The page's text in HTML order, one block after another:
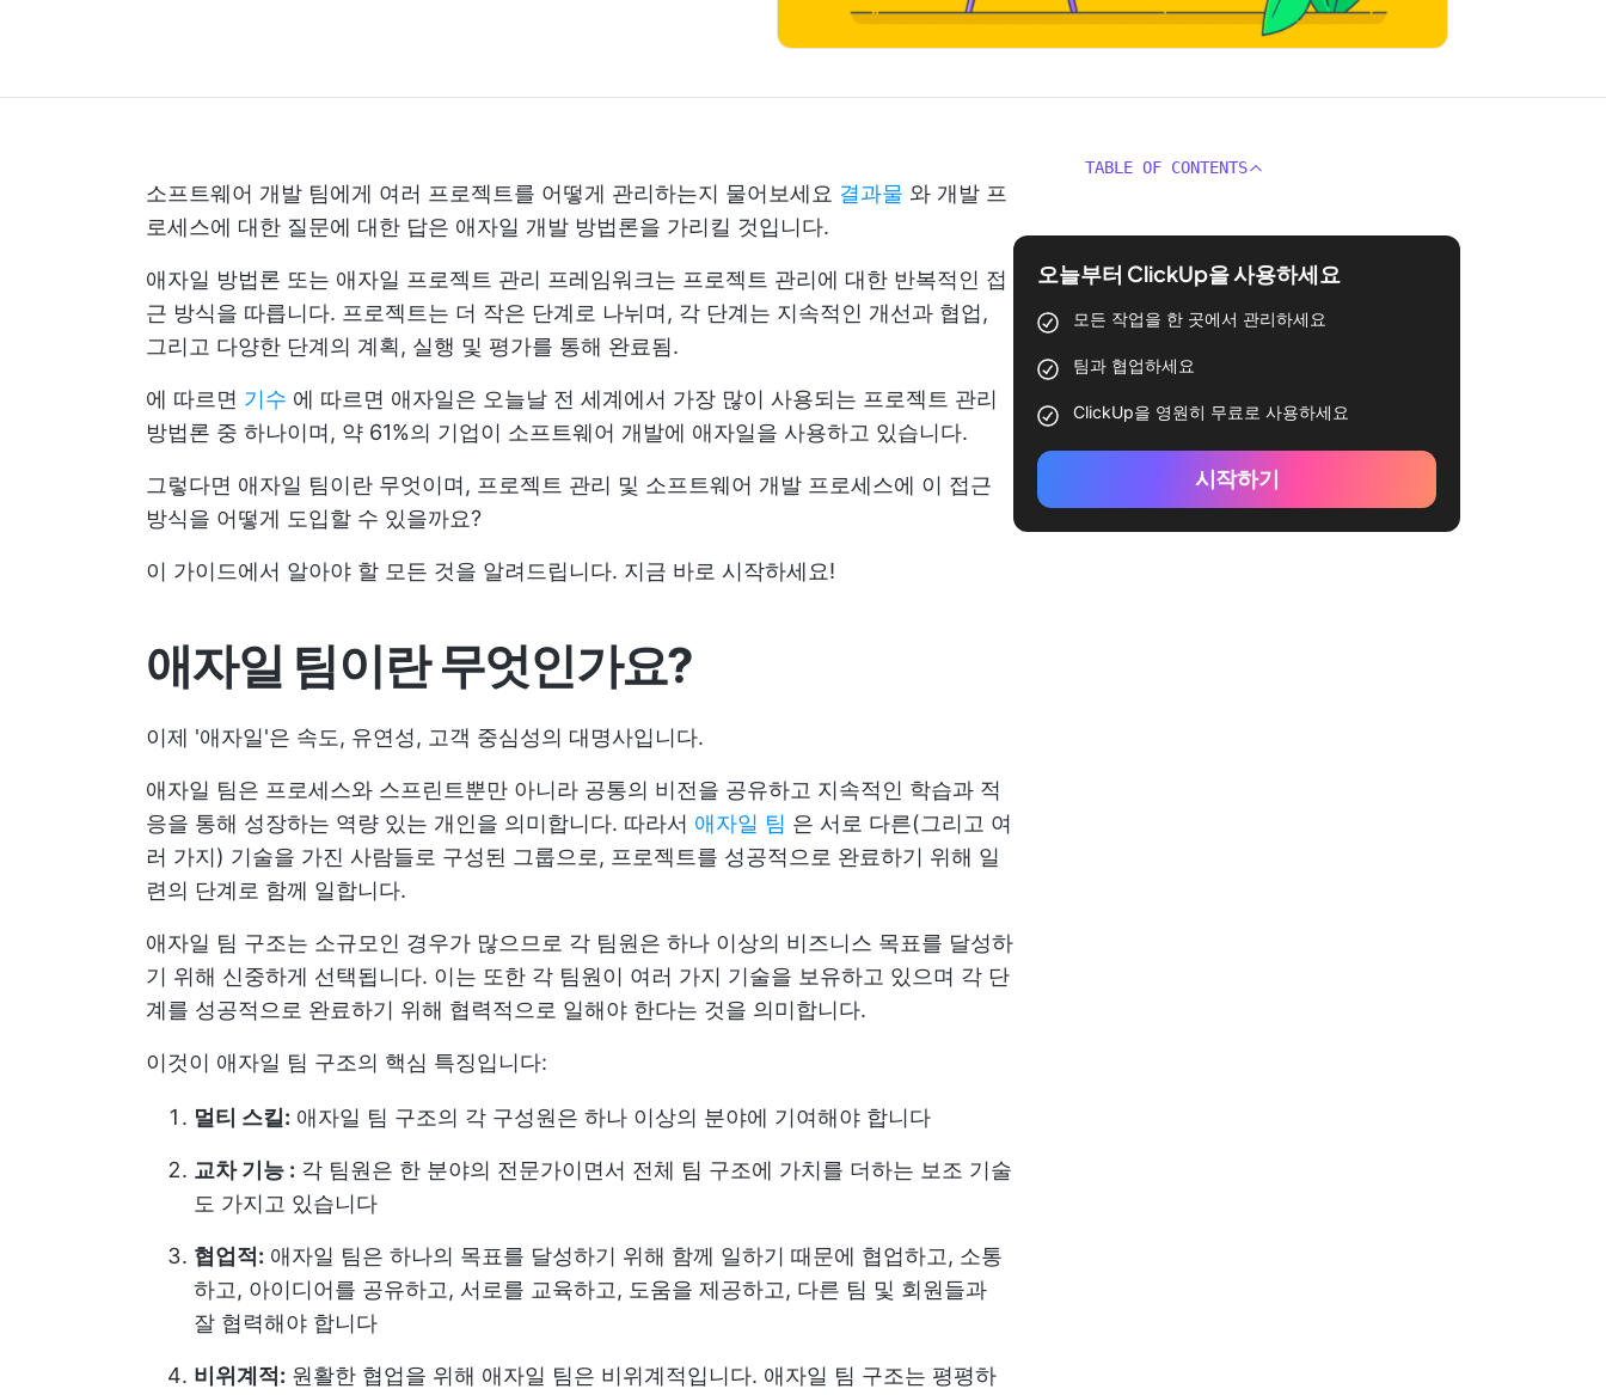
소프트웨어 개발 팀에게 여러 프로젝트를 어떻게 관리하는지 물어보세요 결과물 와 개발 프
로세스에 대한 질문에 대한 답은 애자일 개발 방법론을 가리킬 것입니다.
애자일 방법론 또는 애자일 프로젝트 관리 프레임워크는 프로젝트 관리에 대한 반복적인 접
근 방식을 따릅니다. 프로젝트는 더 작은 단계로 나뉘며, 각 단계는 지속적인 개선과 협업,
그리고 다양한 단계의 계획, 실행 및 평가를 통해 완료됨.
에 따르면 기수 에 따르면 애자일은 오늘날 전 세계에서 가장 많이 사용되는 프로젝트 관리
방법론 중 하나이며, 약 61%의 기업이 소프트웨어 개발에 애자일을 사용하고 있습니다.
그렇다면 애자일 팀이란 무엇이며, 프로젝트 관리 및 소프트웨어 개발 프로세스에 이 접근
방식을 어떻게 도입할 수 있을까요?
이 가이드에서 알아야 할 모든 것을 알려드립니다. 지금 바로 시작하세요!
애자일 팀이란 무엇인가요?
이제 '애자일'은 속도, 유연성, 고객 중심성의 대명사입니다.
애자일 팀은 프로세스와 스프린트뿐만 아니라 공통의 비전을 공유하고 지속적인 학습과 적
응을 통해 성장하는 역량 있는 개인을 의미합니다. 따라서 애자일 팀 은 서로 다른(그리고 여
러 가지) 기술을 가진 사람들로 구성된 그룹으로, 프로젝트를 성공적으로 완료하기 위해 일
련의 단계로 함께 일합니다.
애자일 팀 구조는 소규모인 경우가 많으므로 각 팀원은 하나 이상의 비즈니스 목표를 달성하
기 위해 신중하게 선택됩니다. 이는 또한 각 팀원이 여러 가지 기술을 보유하고 있으며 각 단
계를 성공적으로 완료하기 위해 협력적으로 일해야 한다는 것을 의미합니다.
이것이 애자일 팀 구조의 핵심 특징입니다:
멀티 스킬: 애자일 팀 구조의 각 구성원은 하나 이상의 분야에 기여해야 합니다
교차 기능 : 각 팀원은 한 분야의 전문가이면서 전체 팀 구조에 가치를 더하는 보조 기술
도 가지고 있습니다
협업적: 애자일 팀은 하나의 목표를 달성하기 위해 함께 일하기 때문에 협업하고, 소통
하고, 아이디어를 공유하고, 서로를 교육하고, 도움을 제공하고, 다른 팀 및 회원들과
잘 협력해야 합니다
비위계적: 원활한 협업을 위해 애자일 팀은 비위계적입니다. 애자일 팀 구조는 평평하
TABLE OF CONTENTS
오늘부터 ClickUp을 사용하세요
모든 작업을 한 곳에서 관리하세요
팀과 협업하세요
ClickUp을 영원히 무료로 사용하세요
시작하기